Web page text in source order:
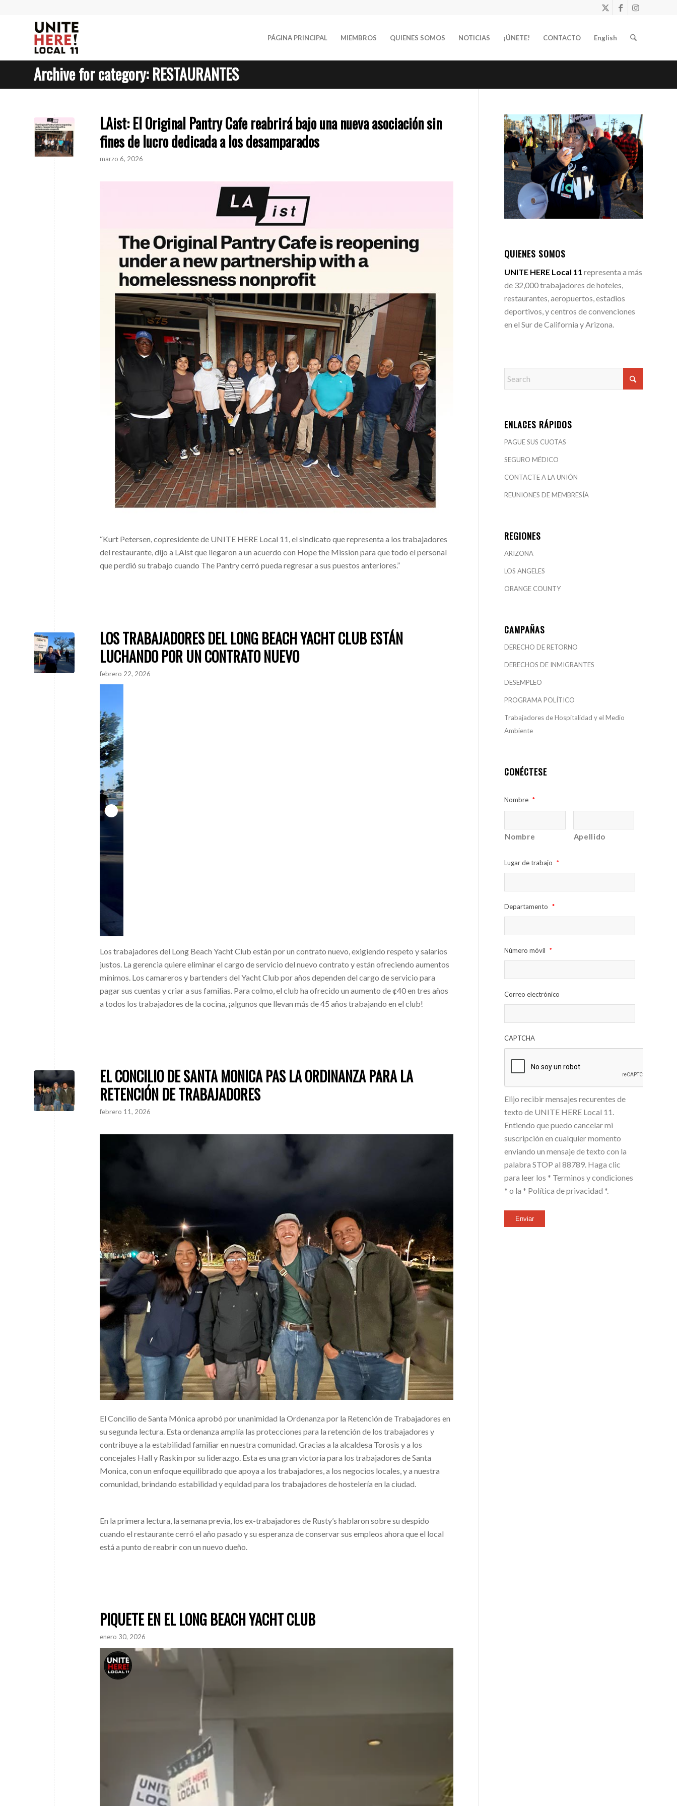
PÁGINA PRINCIPAL MIEMBROS QUIENES SOMOS NOTICIAS ¡ÚNETE! CONTACTO English
Archive for category: RESTAURANTES
LAist: El Original Pantry Cafe reabrirá bajo una nueva asociación sin
fines de lucro dedicada a los desamparados
marzo 6, 2026
“Kurt Petersen, copresidente de UNITE HERE Local 11, el sindicato que representa a los trabajadores
del restaurante, dijo a LAist que llegaron a un acuerdo con Hope the Mission para que todo el personal
que perdió su trabajo cuando The Pantry cerró pueda regresar a sus puestos anteriores.”
LOS TRABAJADORES DEL LONG BEACH YACHT CLUB ESTÁN
LUCHANDO POR UN CONTRATO NUEVO
febrero 22, 2026
Los trabajadores del Long Beach Yacht Club están por un contrato nuevo, exigiendo respeto y salarios
justos. La gerencia quiere eliminar el cargo de servicio del nuevo contrato y están ofreciendo aumentos
mínimos. Los camareros y bartenders del Yacht Club por años dependen del cargo de servicio para
pagar sus cuentas y criar a sus familias. Para colmo, el club ha ofrecido un aumento de ¢40 en tres años
a todos los trabajadores de la cocina, ¡algunos que llevan más de 45 años trabajando en el club!
EL CONCILIO DE SANTA MONICA PAS LA ORDINANZA PARA LA
RETENCIÓN DE TRABAJADORES
febrero 11, 2026
El Concilio de Santa Mónica aprobó por unanimidad la Ordenanza por la Retención de Trabajadores en
su segunda lectura. Esta ordenanza amplía las protecciones para la retención de los trabajadores y
contribuye a la estabilidad familiar en nuestra comunidad. Gracias a la alcaldesa Torosis y a los
concejales Hall y Raskin por su liderazgo. Esta es una gran victoria para los trabajadores de Santa
Monica, con un enfoque equilibrado que apoya a los trabajadores, a los negocios locales, y a nuestra
comunidad, brindando estabilidad y equidad para los trabajadores de hostelería en la ciudad.
En la primera lectura, la semana previa, los ex-trabajadores de Rusty’s hablaron sobre su despido
cuando el restaurante cerró el año pasado y su esperanza de conservar sus empleos ahora que el local
está a punto de reabrir con un nuevo dueño.
PIQUETE EN EL LONG BEACH YACHT CLUB
enero 30, 2026
QUIENES SOMOS
UNITE HERE Local 11 representa a más
de 32,000 trabajadores de hoteles,
restaurantes, aeropuertos, estadios
deportivos, y centros de convenciones
en el Sur de California y Arizona.
ENLACES RÁPIDOS
PAGUE SUS CUOTAS
SEGURO MÉDICO
CONTACTE A LA UNIÓN
REUNIONES DE MEMBRESÍA
REGIONES
ARIZONA
LOS ANGELES
ORANGE COUNTY
CAMPAÑAS
DERECHO DE RETORNO
DERECHOS DE INMIGRANTES
DESEMPLEO
PROGRAMA POLÍTICO
Trabajadores de Hospitalidad y el Medio
Ambiente
CONÉCTESE
Nombre *
Nombre Apellido
Lugar de trabajo *
Departamento *
Número móvil *
Correo electrónico
CAPTCHA
Elijo recibir mensajes recurentes de
texto de UNITE HERE Local 11.
Entiendo que puedo cancelar mi
suscripción en cualquier momento
enviando un mensaje de texto con la
palabra STOP al 88789. Haga clic
para leer los * Terminos y condiciones
* o la * Política de privacidad *.
Enviar